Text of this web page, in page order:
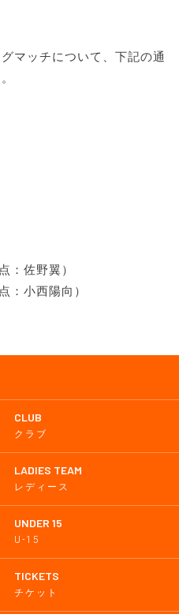
CLUB
クラブ
LADIES TEAM
レディース
UNDER 15
U-15
TICKETS
チケット
マッチについて、下記の通
：佐野翼）
：小西陽向）